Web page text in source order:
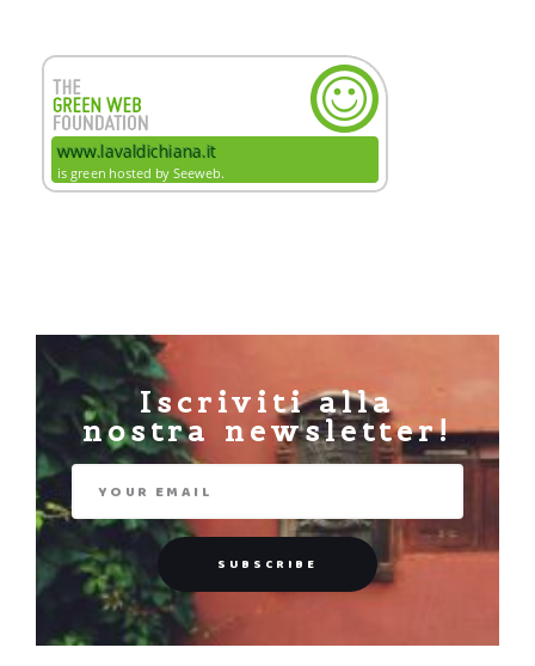
Iscriviti alla
nostra newsletter!